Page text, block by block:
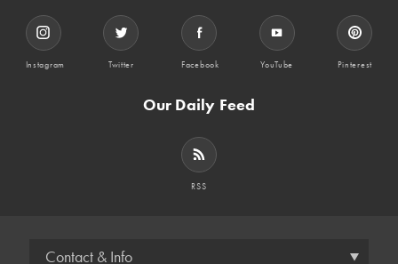
Instagram Twitter Facebook YouTube Pinterest
Our Daily Feed
RSS
Contact & Info